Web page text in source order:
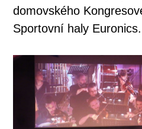
domovského
Sportovní haly Euronics.